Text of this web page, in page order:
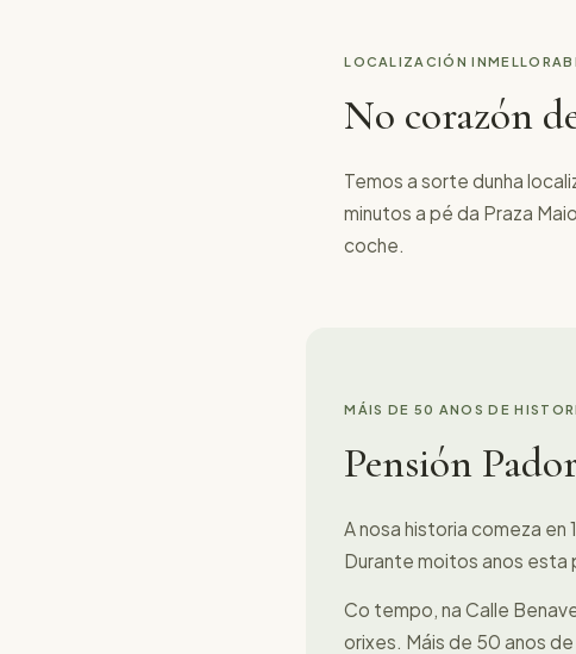
LOCALIZACIÓN
No corazón
Temos a sorte dunha
minutos a pé da Praza
coche.
MÁIS DE 50 ANOS DE
Pensión
A nosa historia comeza en
Durante moitos anos esta
Co tempo, na Calle
orixes. Máis de 50 anos